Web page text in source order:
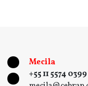
Mecila
+55 11 5574 0399